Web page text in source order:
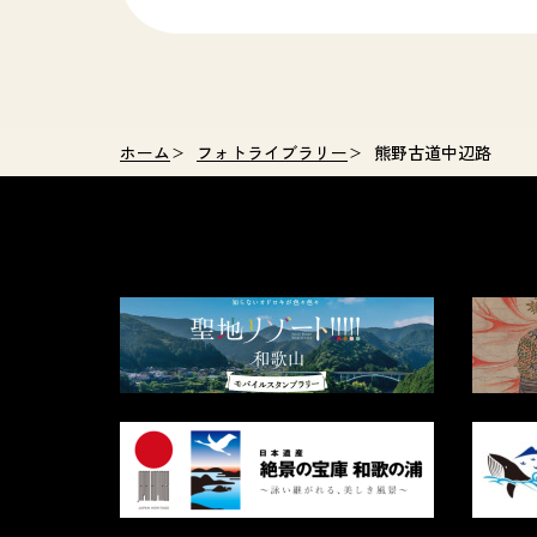
ホーム フォトライブラリー 熊野古道中辺路